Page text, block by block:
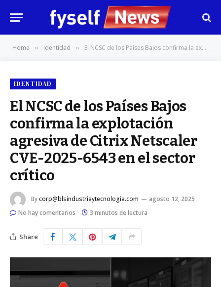
Home » Identidad » El NCSC de los Países Bajos confirma la explotación agresiva de Citrix Netscaler CVE-2025-6543 en el sector crítico
IDENTIDAD
El NCSC de los Países Bajos
confirma la explotación
agresiva de Citrix Netscaler
CVE-2025-6543 en el sector
crítico
Bycorp@blsindustriaytecnologia.com
agosto 12, 2025
No hay comentarios
3 minutos de lectura
Share